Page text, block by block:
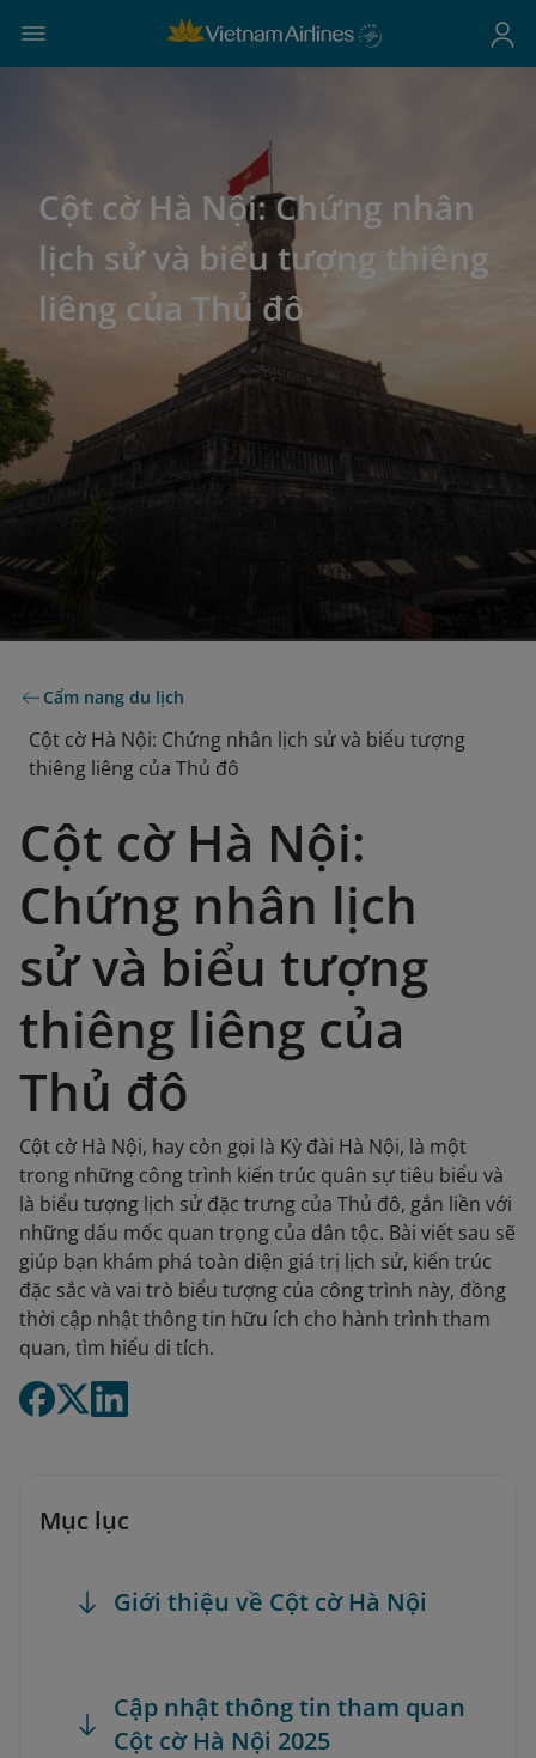
Cột cờ Hà Nội: Chứng nhân
lịch sử và biểu tượng thiêng
liêng của Thủ đô
Cẩm nang du lịch
Cột cờ Hà Nội: Chứng nhân lịch sử và biểu tượng
thiêng liêng của Thủ đô
Cột cờ Hà Nội:
Chứng nhân lịch
sử và biểu tượng
thiêng liêng của
Thủ đô
Cột cờ Hà Nội, hay còn gọi là Kỳ đài Hà Nội, là một
trong những công trình kiến trúc quân sự tiêu biểu và
là biểu tượng lịch sử đặc trưng của Thủ đô, gắn liền với
những dấu mốc quan trọng của dân tộc. Bài viết sau sẽ
giúp bạn khám phá toàn diện giá trị lịch sử, kiến trúc
đặc sắc và vai trò biểu tượng của công trình này, đồng
thời cập nhật thông tin hữu ích cho hành trình tham
quan, tìm hiểu di tích.
Mục lục
Giới thiệu về Cột cờ Hà Nội
Cập nhật thông tin tham quan
Cột cờ Hà Nội 2025